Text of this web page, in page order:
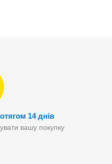
14 днів
вашу покупку